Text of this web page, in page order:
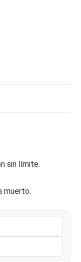
sin límite.
muerto.